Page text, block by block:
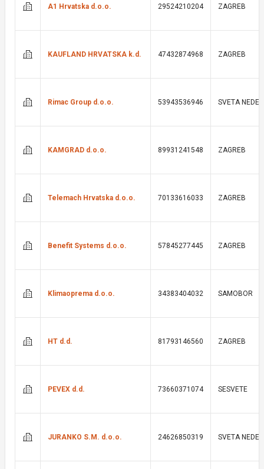
A1 Hrvatska d.o.o. 29524210204 ZAGREB
KAUFLAND HRVATSKA k.d. 47432874968 ZAGREB
Rimac Group d.o.o. 53943536946 SVETA
KAMGRAD d.o.o. 89931241548 ZAGREB
Telemach Hrvatska d.o.o. 70133616033 ZAGREB
Benefit Systems d.o.o. 57845277445 ZAGREB
Klimaoprema d.o.o. 34383404032 SAMOBOR
HT d.d. 81793146560 ZAGREB
PEVEX d.d. 73660371074 SESVETE
JURANKO S.M. d.o.o. 24626850319 SVETA